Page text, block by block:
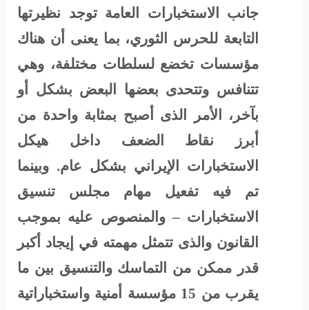
جانب الاستخبارات العامة توجد نظيرتها
التابعة للحرس الثوري، بما يعنى أن هناك
مؤسسات تخضع لسلطات مختلفة، وهي
تتنافس وتتحدى بعضها البعض بشكل أو
بآخر، الأمر الذى أصبح بمثابة واحدة من
أبرز نقاط الضعف داخل هيكل
الاستخبارات الإيراني بشكل عام. وبينما
تم فيه تفعيل مهام مجلس تنسيق
الاستخبارات – والمنصوص عليه بموجب
القانون والذى تتمثل مهمته في إيجاد أكبر
قدر ممكن من التماسك والتنسيق بين ما
يقرب من 15 مؤسسة أمنية واستخباراتية